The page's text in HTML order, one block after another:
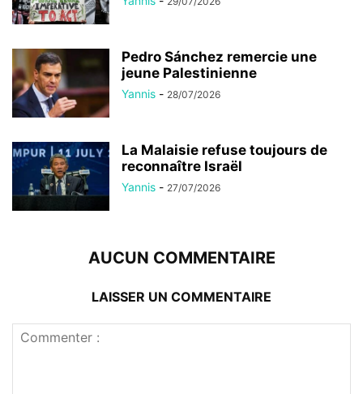
Pedro Sánchez remercie une
jeune Palestinienne
Yannis - 28/07/2026
La Malaisie refuse toujours de
reconnaître Israël
Yannis - 27/07/2026
AUCUN COMMENTAIRE
LAISSER UN COMMENTAIRE